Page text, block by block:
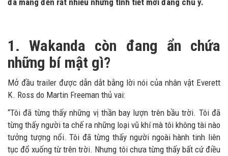
đã mang đến rất nhiều những tình tiết mới đáng chú ý.
1. Wakanda còn đang ẩn chứa
những bí mật gì?
Mở đầu trailer được dẫn dắt bằng lời nói của nhân vật Everett
K. Ross do Martin Freeman thủ vai:
“Tôi đã từng thấy những vị thần bay lượn trên bầu trời. Tôi đã
từng thấy người ta chế ra những loại vũ khí mà tôi không tài nào
tưởng tượng nổi. Tôi đã từng thấy người ngoài hành tinh liên
tục đổ xuống từ trên trời. Nhưng tôi chưa từng thấy bất cứ điều